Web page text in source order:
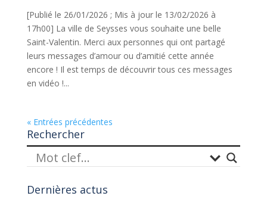
[Publié le 26/01/2026 ; Mis à jour le 13/02/2026 à
17h00] La ville de Seysses vous souhaite une belle
Saint-Valentin. Merci aux personnes qui ont partagé
leurs messages d’amour ou d’amitié cette année
encore ! Il est temps de découvrir tous ces messages
en vidéo !...
« Entrées précédentes
Rechercher
Dernières actus